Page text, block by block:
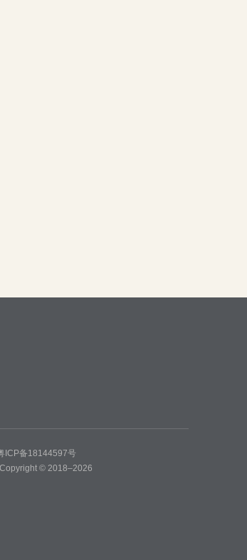
ICP备18144597号
Copyright © 2018–2026